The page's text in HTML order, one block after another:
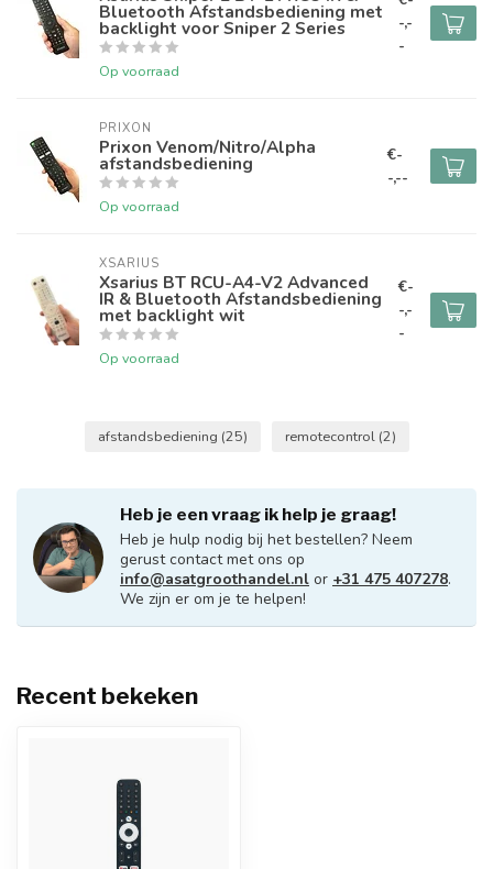
Bluetooth Afstandsbediening met
backlight voor Sniper 2 Series
Op voorraad
-,-
-
PRIXON
Prixon Venom/Nitro/Alpha
afstandsbediening
Op voorraad
€-
-,--
XSARIUS
Xsarius BT RCU-A4-V2 Advanced
IR & Bluetooth Afstandsbediening
met backlight wit
Op voorraad
€-
-,-
-
afstandsbediening (25) remotecontrol (2)
Heb je een vraag ik help je graag!
Heb je hulp nodig bij het bestellen? Neem
gerust contact met ons op
info@asatgroothandel.nl or +31 475 407278.
We zijn er om je te helpen!
Recent bekeken